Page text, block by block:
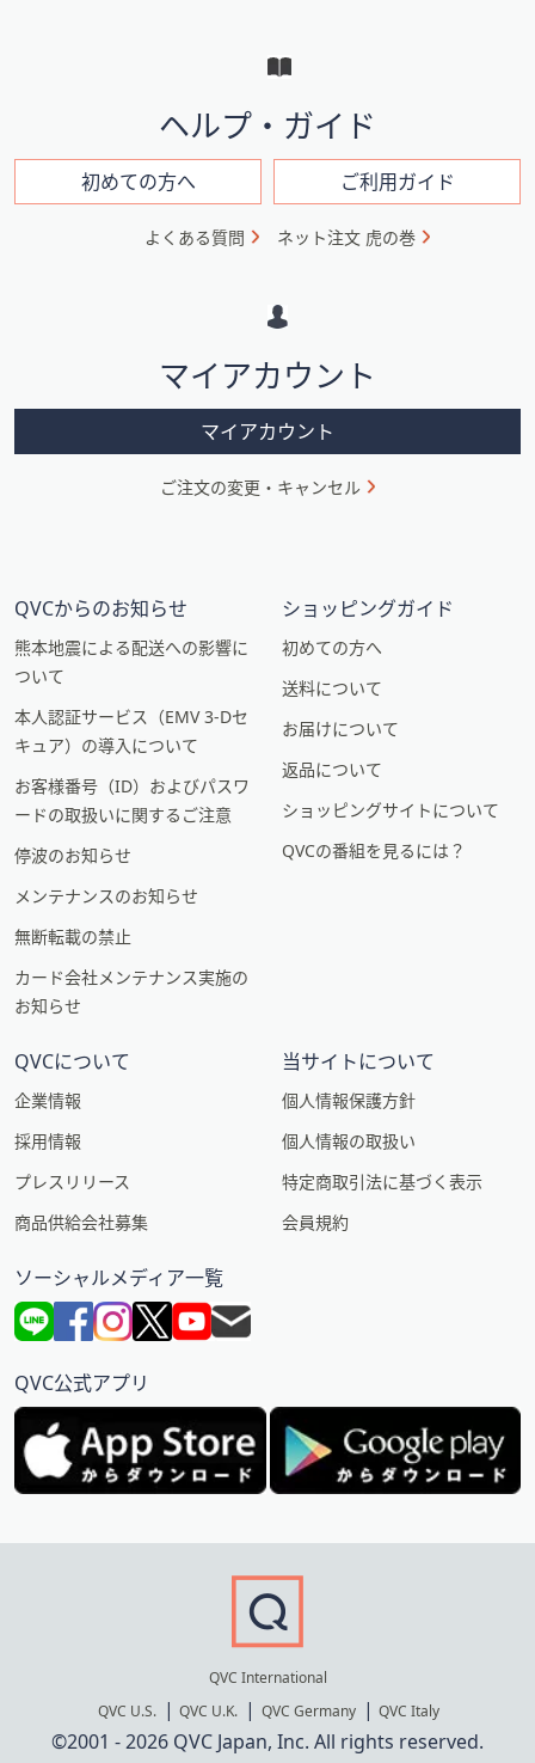
ン
ン
ヘルプ・ガイド
初めての方へ ご利用ガイド
よくある質問 ネット注文 虎の巻
マイアカウント
マイアカウント
ご注文の変更・キャンセル
QVCからのお知らせ
熊本地震による配送への影響に
ついて
本人認証サービス（EMV 3-Dセ
キュア）の導入について
お客様番号（ID）およびパスワ
ードの取扱いに関するご注意
停波のお知らせ
メンテナンスのお知らせ
無断転載の禁止
カード会社メンテナンス実施の
お知らせ
ショッピングガイド
初めての方へ
送料について
お届けについて
返品について
ショッピングサイトについて
QVCの番組を見るには？
QVCについて
企業情報
採用情報
プレスリリース
商品供給会社募集
当サイトについて
個人情報保護方針
個人情報の取扱い
特定商取引法に基づく表示
会員規約
ソーシャルメディア一覧
QVC公式アプリ
QVC International
QVC U.S.
QVC U.K. QVC Germany QVC Italy
©2001 - 2026 QVC Japan, Inc. All rights reserved.